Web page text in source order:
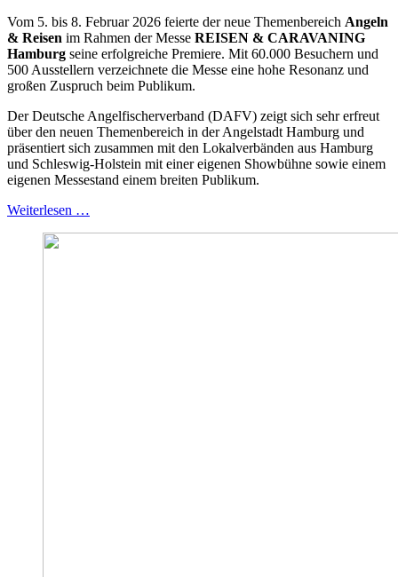
Vom 5. bis 8. Februar 2026 feierte der neue Themenbereich Angeln
& Reisen im Rahmen der Messe REISEN & CARAVANING
Hamburg seine erfolgreiche Premiere. Mit 60.000 Besuchern und
500 Ausstellern verzeichnete die Messe eine hohe Resonanz und
großen Zuspruch beim Publikum.
Der Deutsche Angelfischerverband (DAFV) zeigt sich sehr erfreut
über den neuen Themenbereich in der Angelstadt Hamburg und
präsentiert sich zusammen mit den Lokalverbänden aus Hamburg
und Schleswig-Holstein mit einer eigenen Showbühne sowie einem
eigenen Messestand einem breiten Publikum.
Weiterlesen …